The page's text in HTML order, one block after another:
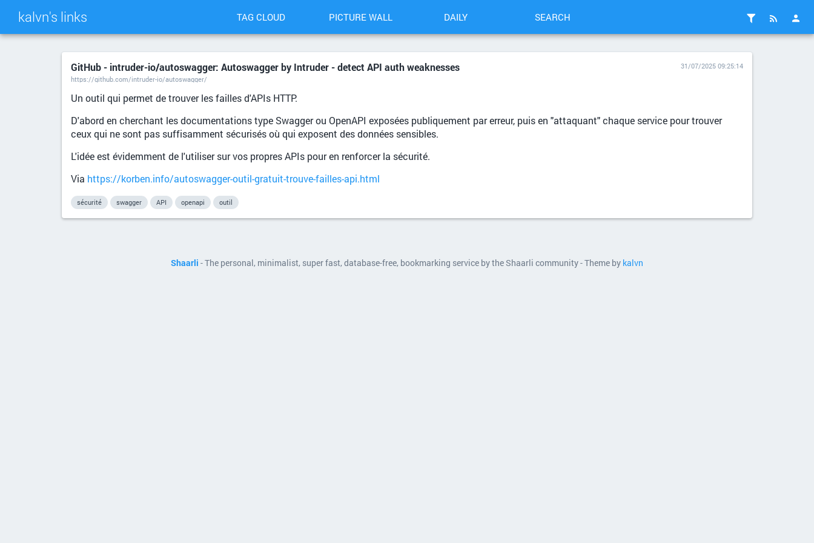
kalvn's links TAG CLOUD PICTURE WALL DAILY SEARCH
GitHub - intruder-io/autoswagger: Autoswagger by Intruder - detect API auth weaknesses
https://github.com/intruder-io/autoswagger/
31/07/2025 09:25:14
Un outil qui permet de trouver les failles d'APIs HTTP.
D'abord en cherchant les documentations type Swagger ou OpenAPI exposées publiquement par erreur, puis en "attaquant" chaque service pour trouver
ceux qui ne sont pas suffisamment sécurisés où qui exposent des données sensibles.
L'idée est évidemment de l'utiliser sur vos propres APIs pour en renforcer la sécurité.
Via https://korben.info/autoswagger-outil-gratuit-trouve-failles-api.html
sécurité swagger API openapi outil
Shaarli - The personal, minimalist, super fast, database-free, bookmarking service by the Shaarli community - Theme by kalvn